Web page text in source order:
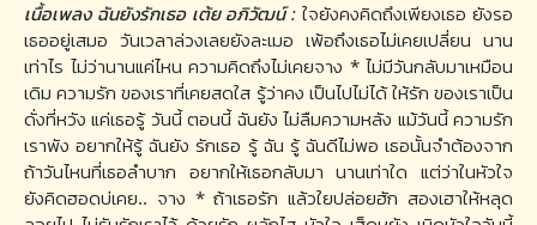
เนื้อเพลง ฉันยังรักเธอ เต้ย อภิวัฒน์ :ใจยังคงคิดถึงเพียงเธอ ยังรอ
เธออยู่เสมอ วันเวลาล่วงเลยยังละเมอ เพ้อถึงเธอไม่เคยเปลี่ยน นาน
เท่าไร ไม่ว่านานแค่ไหน ความคิดถึงไม่เคยจาง * ไม่มีวันกลับมาเหมือน
เดิม ความรัก ของเราที่เคยสดใส รู้ว่าคง เป็นไปไม่ได้ ให้รัก ของเราเป็น
ดั่งที่หวัง แค่เธอรู้ วันนี้ ตอนนี้ ฉันยัง ไม่ลืมความหลัง แม้วันนี้ ความรัก
เราพัง อยากให้รู้ ฉันยัง รักเธอ รู้ ฉัน รู้ ฉันดีไม่พอ เธอนั้นจำต้องจาก
ถ้าวันไหนที่เธอลำบาก อยากให้เธอกลับมา นานเท่าใด แต่ว่าในหัวใจ
ยังคิดฮอดบ่เคย.. จาง * ถ้าเธอรัก แล้วใยปล่อยฮัก สองเฮาให้หลุด